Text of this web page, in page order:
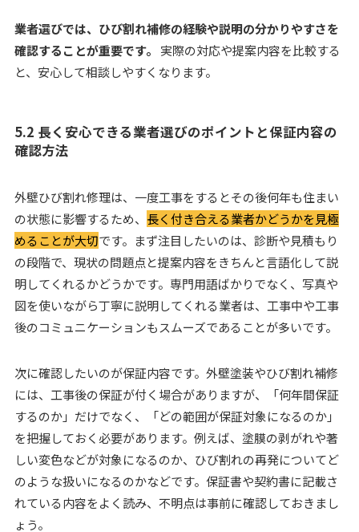
業者選びでは、ひび割れ補修の経験や説明の分かりやすさを
確認することが重要です。
実際の対応や提案内容を比較する
と、安心して相談しやすくなります。
5.2 長く安心できる業者選びのポイントと保証内容の
確認方法
外壁ひび割れ修理は、一度工事をするとその後何年も住まい
の状態に影響するため、 長く付き合える業者かどうかを見極
めることが大切です。まず注目したいのは、診断や見積もり
の段階で、現状の問題点と提案内容をきちんと言語化して説
明してくれるかどうかです。専門用語ばかりでなく、写真や
図を使いながら丁寧に説明してくれる業者は、工事中や工事
後のコミュニケーションもスムーズであることが多いです。
次に確認したいのが保証内容です。外壁塗装やひび割れ補修
には、工事後の保証が付く場合がありますが、「何年間保証
するのか」だけでなく、「どの範囲が保証対象になるのか」
を把握しておく必要があります。例えば、塗膜の剥がれや著
しい変色などが対象になるのか、ひび割れの再発についてど
のような扱いになるのかなどです。保証書や契約書に記載さ
れている内容をよく読み、不明点は事前に確認しておきまし
ょう。